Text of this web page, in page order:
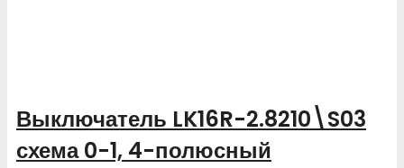
Выключатель LK16R-2.8210\S03
схема 0-1, 4-полюсный